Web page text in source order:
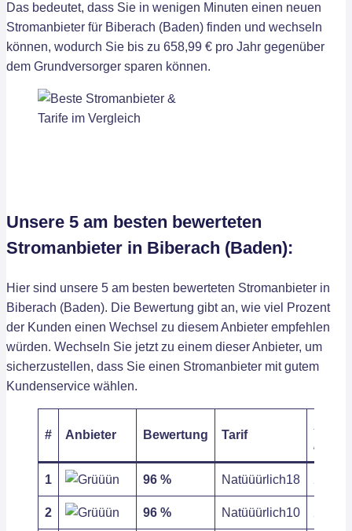
Das bedeutet, dass Sie in wenigen Minuten einen neuen
Stromanbieter für Biberach (Baden) finden und wechseln
können, wodurch Sie bis zu 658,99 € pro Jahr gegenüber
dem Grundversorger sparen können.
Unsere 5 am besten bewerteten
Stromanbieter in Biberach (Baden):
Hier sind unsere 5 am besten bewerteten Stromanbieter in
Biberach (Baden). Die Bewertung gibt an, wie viel Prozent
der Kunden einen Wechsel zu diesem Anbieter empfehlen
würden. Wechseln Sie jetzt zu einem dieser Anbieter, um
sicherzustellen, dass Sie einen Stromanbieter mit gutem
Kundenservice wählen.
# Anbieter Bewertung Tarif
/ kWh
1 96 % Natüüürlich18
2 96 % Natüüürlich10